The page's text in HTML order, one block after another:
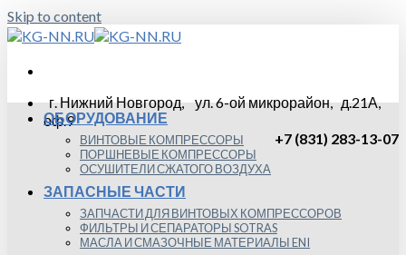
Skip to content
г. Нижний Новгород, ул. 6-ой микрорайон, д.21А,
оф.9
+7 (831) 283-13-07
ОБОРУДОВАНИЕ
ВИНТОВЫЕ КОМПРЕССОРЫ
ПОРШНЕВЫЕ КОМПРЕССОРЫ
ОСУШИТЕЛИ СЖАТОГО ВОЗДУХА
ЗАПАСНЫЕ ЧАСТИ
ЗАПЧАСТИ ДЛЯ ВИНТОВЫХ КОМПРЕССОРОВ
ФИЛЬТРЫ И СЕПАРАТОРЫ SOTRAS
МАСЛА И СМАЗОЧНЫЕ МАТЕРИАЛЫ ENI